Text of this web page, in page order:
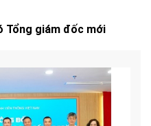
Tổng giám đốc mới